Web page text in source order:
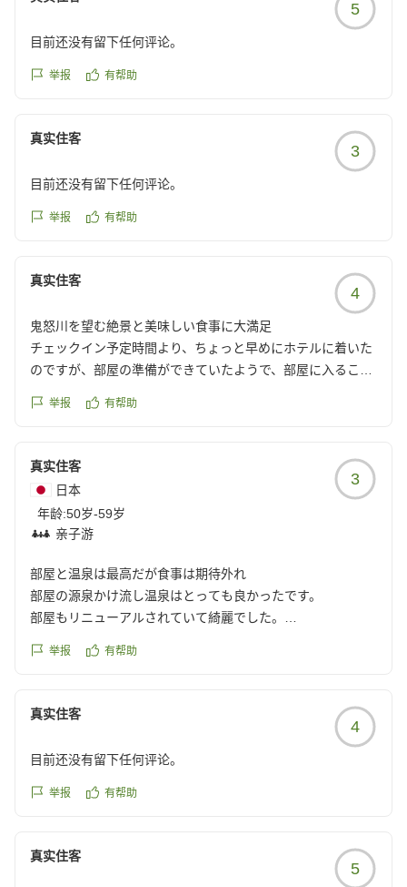
5
目前还没有留下任何评论。
举报 有帮助
真实住客
3
目前还没有留下任何评论。
举报 有帮助
真实住客
4
鬼怒川を望む絶景と美味しい食事に大満足
チェックイン予定時間より、ちょっと早めにホテルに着いた
のですが、部屋の準備ができていたようで、部屋に入ること
露天風呂から鬼怒川を眺めることができて素敵でした。
美味しく頂きました!
部屋に関しては、お掃除はしてくれていたようでしたが、居
間に大き目の丸いホコリが、数個、あったのが残念。
でも、部屋からの鬼怒川を見下ろす眺めは最高でした!
お夕飯後に、冷水ポットを部屋に置いて頂きありがとうござ
います。
ホテルスタッフの皆様は、みなさん親切でした。
クチコミの詳細はこちらから
reviewId=33123478322109
举报 有帮助
真实住客
日本
年龄:50岁-59岁
亲子游
3
部屋と温泉は最高だが食事は期待外れ
部屋の源泉かけ流し温泉はとっても良かったです。
部屋もリニューアルされていて綺麗でした。
しかなくがっかり。普通のバイキングのほうが良かったか
部屋と温泉が良かっただけに、食事が残念でした。
reviewId=33123478320276
举报 有帮助
真实住客
4
目前还没有留下任何评论。
举报 有帮助
真实住客
5